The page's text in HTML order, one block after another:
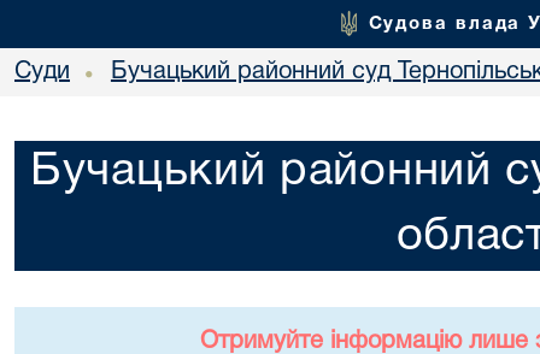
Судова влада
Суди • Бучацький районний суд
Бучацький районний
Отримуйте інформацію лише